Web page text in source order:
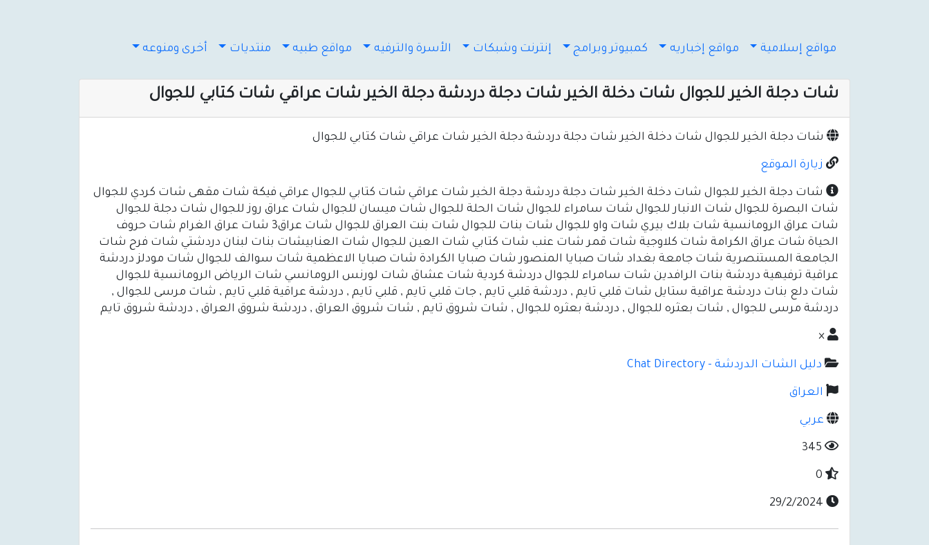
مواقع إسلامية مواقع إخباريه كمبيوتر وبرامج إنترنت وشبكات الأسرة والترفيه مواقع طبيه منتديات أخرى ومنوعه
شات دجلة الخير للجوال شات دخلة الخير شات دجلة دردشة دجلة الخير شات عراقي شات كتابي للجوال
شات دجلة الخير للجوال شات دخلة الخير شات دجلة دردشة دجلة الخير شات عراقي شات كتابي للجوال
زيارة الموقع
شات دجلة الخير للجوال شات دخلة الخير شات دجلة دردشة دجلة الخير شات عراقي شات كتابي للجوال عراقي فيكة شات مقهى شات كردي للجوال
شات البصرة للجوال شات الانبار للجوال شات سامراء للجوال شات الحلة للجوال شات ميسان للجوال شات عراق روز للجوال شات دجلة للجوال
شات عراق الرومانسية شات بلاك بيري شات واو للجوال شات بنات للجوال شات بنت العراق للجوال شات عراق3 شات عراق الغرام شات حروف
الحياة شات عراق الكرامة شات كلاوجية شات قمر شات عنب شات كتابي شات العين للجوال شات العنابيشات بنات لبنان دردشتي شات فرح شات
الجامعة المستنصرية شات جامعة بغداد شات صبايا المنصور شات صبايا الكرادة شات صبايا الاعظمية شات سوالف للجوال شات مودلز دردشة
عراقية ترفيهية دردشة بنات الرافدين شات سامراء للجوال دردشة كردية شات عشاق شات لورنس الرومانسي شات الرياض الرومانسية للجوال
شات دلع بنات دردشة عراقية ستايل شات قلبي تايم , دردشة قلبي تايم , جات قلبي تايم , قلبي تايم , دردشة عراقية قلبي تايم , شات مرسى للجوال ,
دردشة مرسى للجوال , شات بعثره للجوال , دردشة بعثره للجوال , شات شروق تايم , شات شروق العراق , دردشة شروق العراق , دردشة شروق تايم
×
دليل الشات الدردشة - Chat Directory
العراق
عربي